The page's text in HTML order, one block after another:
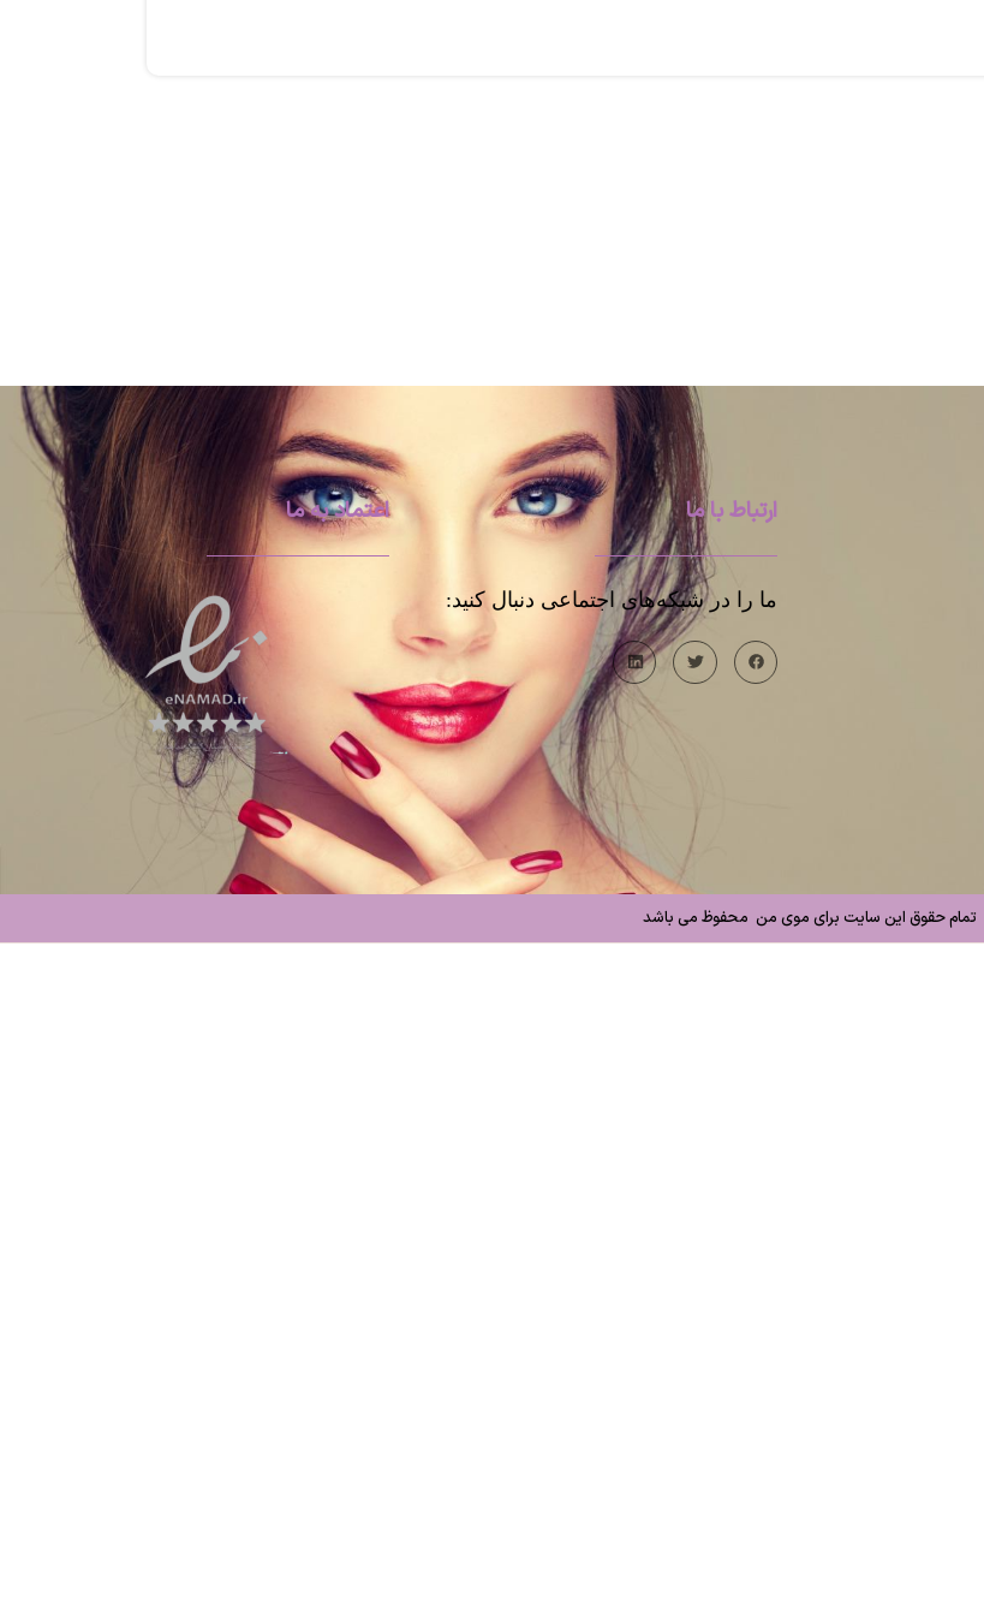
ارتباط با ما
ما را در شبکه‌های اجتماعی دنبال کنید:
اعتماد به ما
تمام حقوق این سایت برای موی من محفوظ می باشد